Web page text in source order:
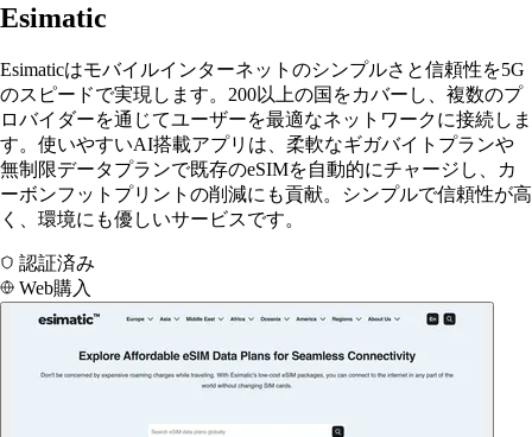
Esimatic
Esimaticはモバイルインターネットのシンプルさと信頼性を5G
のスピードで実現します。200以上の国をカバーし、複数のプ
ロバイダーを通じてユーザーを最適なネットワークに接続しま
す。使いやすいAI搭載アプリは、柔軟なギガバイトプランや
無制限データプランで既存のeSIMを自動的にチャージし、カ
ーボンフットプリントの削減にも貢献。シンプルで信頼性が高
く、環境にも優しいサービスです。
認証済み
Web購入